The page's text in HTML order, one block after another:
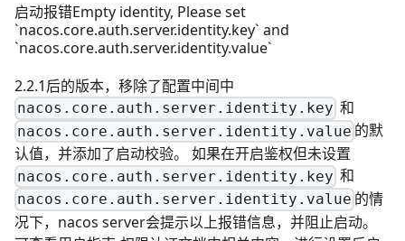
启动报错Empty identity, Please set
`nacos.core.auth.server.identity.key` and
`nacos.core.auth.server.identity.value`
2.2.1后的版本，移除了配置中间中
nacos.core.auth.server.identity.key 和
nacos.core.auth.server.identity.value 的默
认值，并添加了启动校验。 如果在开启鉴权但未设置
nacos.core.auth.server.identity.key 和
nacos.core.auth.server.identity.value 的情
况下，nacos server会提示以上报错信息，并阻止启动。